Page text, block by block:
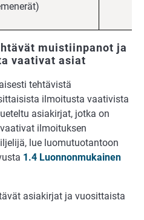
muistiinpanot ja
vaativat asiat
tehtävistä
ilmoitusta vaativista
asiakirjat, jotka on
ilmoituksen
lue luomutuotantoon
1.4 Luonnonmukainen
asiakirjat ja vuosittaista